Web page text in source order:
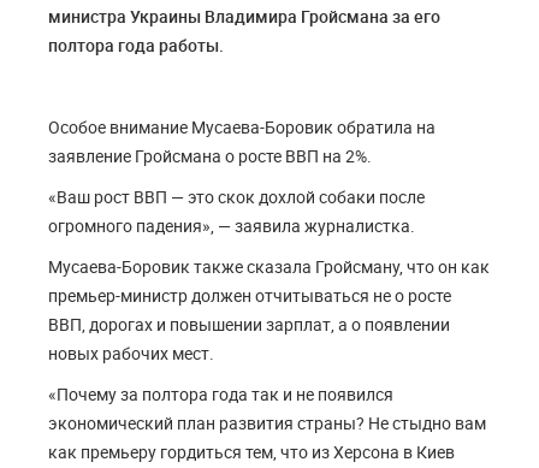
министра Украины Владимира Гройсмана за его
полтора года работы.
Особое внимание Мусаева-Боровик обратила на
заявление Гройсмана о росте ВВП на 2%.
«Ваш рост ВВП — это скок дохлой собаки после
огромного падения», — заявила журналистка.
Мусаева-Боровик также сказала Гройсману, что он как
премьер-министр должен отчитываться не о росте
ВВП, дорогах и повышении зарплат, а о появлении
новых рабочих мест.
«Почему за полтора года так и не появился
экономический план развития страны? Не стыдно вам
как премьеру гордиться тем, что из Херсона в Киев